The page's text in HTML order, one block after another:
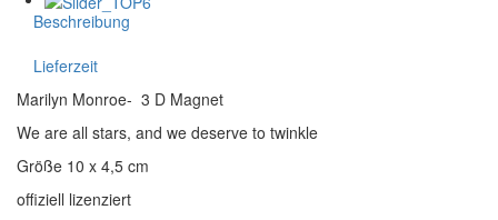
Beschreibung
Lieferzeit
Marilyn Monroe- 3 D Magnet
We are all stars, and we deserve to twinkle
Größe 10 x 4,5 cm
offiziell lizenziert